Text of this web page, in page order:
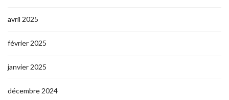
avril 2025
février 2025
janvier 2025
décembre 2024